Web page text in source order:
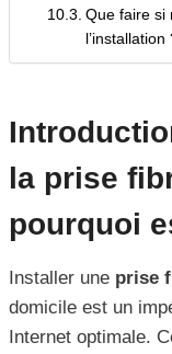
Que faire si
l’installation
la prise
pourquoi
Installer une prise
domicile est un
Internet optimale.